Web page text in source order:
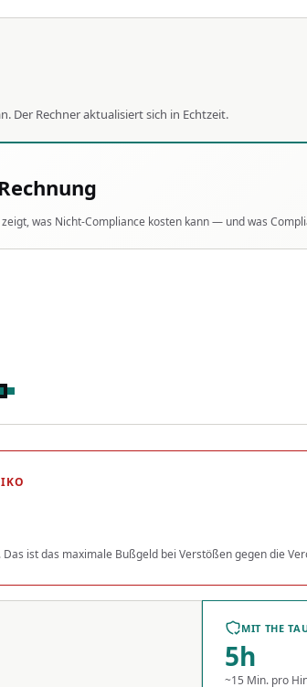
Der Rechner aktualisiert sich in Echtzeit.
was Nicht-Compliance kosten kann — und was
Das ist das maximale Bußgeld bei Verstößen gegen die
MIT THE
5h
~15 Min. pro